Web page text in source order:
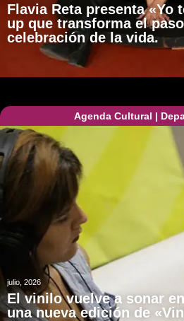
Flavia Reta presenta «Yo
up que transforma el
celebración de la vida.
Agenda Cultural |
julio, 2026
El vinilo vuelve a sonar
una nueva edición de